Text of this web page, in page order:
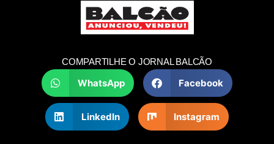
COMPARTILHE O JORNAL BALCÃO
WhatsApp Facebook
LinkedIn Instagram